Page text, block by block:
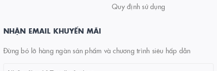
Quy định sử dụng
NHẬN EMAIL KHUYẾN MÃI
Đừng bỏ lỡ hàng ngàn sản phẩm và chương trình siêu hấp dẫn